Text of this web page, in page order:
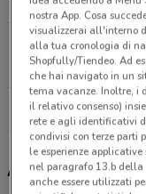
Via G. di
17.3 km
Altri volantini
nostra App. Cosa
visualizzerai all'interno
alla tua cronologia di
Shopfully/Tiendeo. Ad
che hai navigato in un
tema vacanze. Inoltre, i
il relativo consenso)
rete e agli identificativi
condivisi con terze parti
le esperienze
nel paragrafo 13.b della
anche essere utilizzati